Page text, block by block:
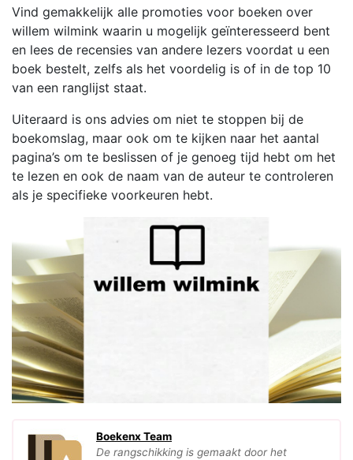
Vind gemakkelijk alle promoties voor boeken over
willem wilmink waarin u mogelijk geïnteresseerd bent
en lees de recensies van andere lezers voordat u een
boek bestelt, zelfs als het voordelig is of in de top 10
van een ranglijst staat.
Uiteraard is ons advies om niet te stoppen bij de
boekomslag, maar ook om te kijken naar het aantal
pagina’s om te beslissen of je genoeg tijd hebt om het
te lezen en ook de naam van de auteur te controleren
als je specifieke voorkeuren hebt.
Boekenx Team
De rangschikking is gemaakt door het